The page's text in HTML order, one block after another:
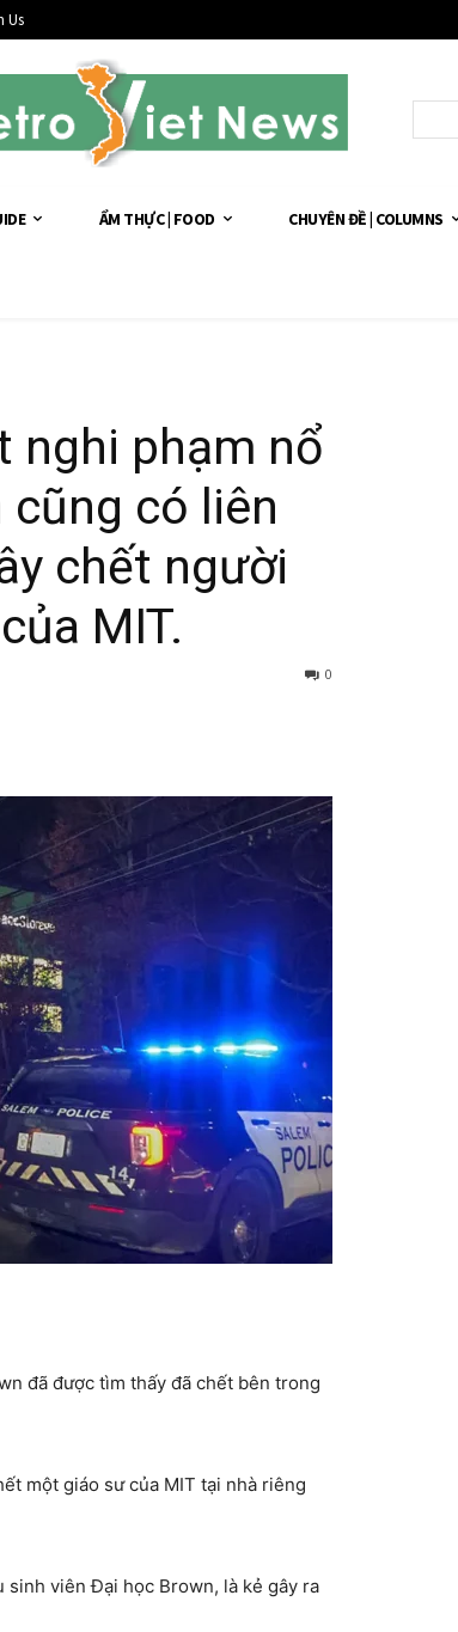
Us
ẨM THỰC | FOOD CHUYÊN ĐỀ | COLUMNS
nghi phạm nổ
có liên
chết người
MIT.
0
đã được tìm thấy đã chết bên trong
một giáo sư của MIT tại nhà riêng
sinh viên Đại học Brown, là kẻ gây ra